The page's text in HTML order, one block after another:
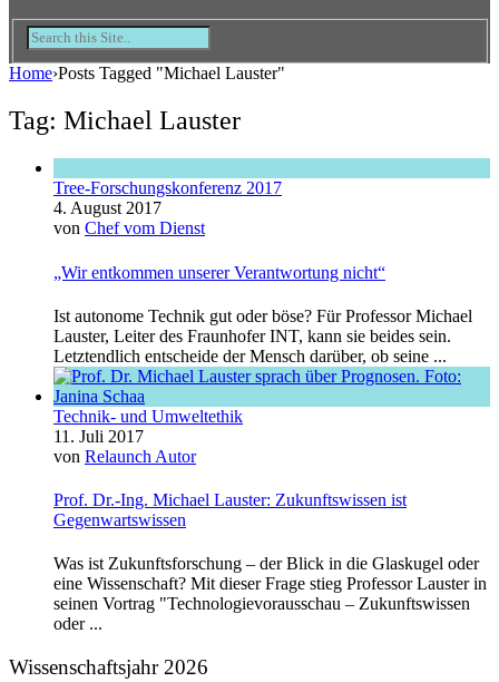
Home›Posts Tagged "Michael Lauster"
Tag: Michael Lauster
Tree-Forschungskonferenz 2017
4. August 2017
von Chef vom Dienst
„Wir entkommen unserer Verantwortung nicht“
Ist autonome Technik gut oder böse? Für Professor Michael
Lauster, Leiter des Fraunhofer INT, kann sie beides sein.
Letztendlich entscheide der Mensch darüber, ob seine ...
Technik- und Umweltethik
11. Juli 2017
von Relaunch Autor
Prof. Dr.-Ing. Michael Lauster: Zukunftswissen ist
Gegenwartswissen
Was ist Zukunftsforschung – der Blick in die Glaskugel oder
eine Wissenschaft? Mit dieser Frage stieg Professor Lauster in
seinen Vortrag "Technologievorausschau – Zukunftswissen
oder ...
Wissenschaftsjahr 2026